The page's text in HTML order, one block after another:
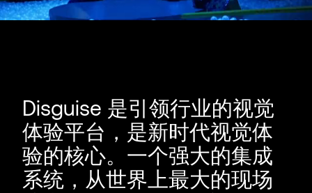
Disguise 是引领行业的视觉
体验平台，是新时代视觉体
验的核心。一个强大的集成
系统，从世界上最大的现场